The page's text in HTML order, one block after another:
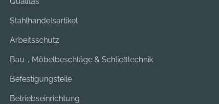
Stahlhandelsartikel
Arbeitsschutz
Bau-, Möbelbeschläge & Schließtechnik
Befestigungsteile
Betriebseinrichtung